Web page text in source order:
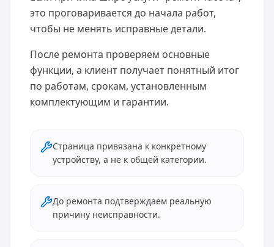
это проговаривается до начала работ,
чтобы не менять исправные детали.
После ремонта проверяем основные
функции, а клиент получает понятный итог
по работам, срокам, установленным
комплектующим и гарантии.
Страница привязана к конкретному
устройству, а не к общей категории.
До ремонта подтверждаем реальную
причину неисправности.